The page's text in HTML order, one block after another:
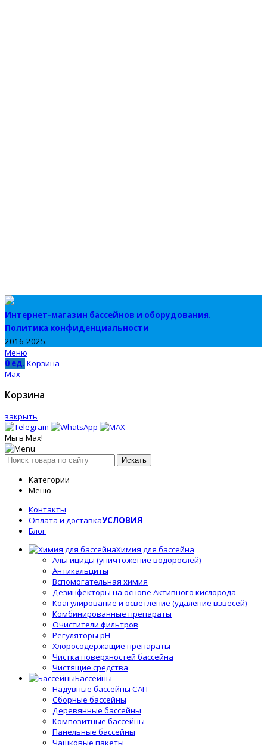
Интернет-магазин бассейнов и оборудования.
Политика конфиденциальности
2016-2025.
Меню
0 ед. Корзина
Max
Корзина
закрыть
Мы в Max!
Искать
Категории
Меню
Контакты
Оплата и доставкаУСЛОВИЯ
Блог
Химия для бассейна
Альгициды (уничтожение водорослей)
Антикальциты
Вспомогательная химия
Дезинфекторы на основе Активного кислорода
Коагулирование и осветление (удаление взвесей)
Комбинированные препараты
Очистители фильтров
Регуляторы pH
Хлоросодержащие препараты
Чистка поверхностей бассейна
Чистящие средства
Бассейны
Надувные бассейны САП
Сборные бассейны
Деревянные бассейны
Композитные бассейны
Панельные бассейны
Чашковые пакеты